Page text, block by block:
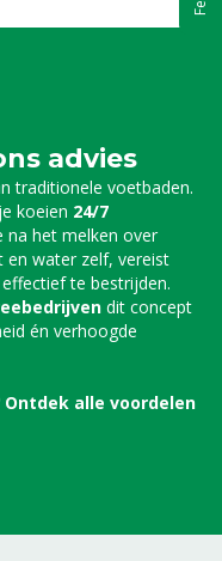
advies
traditionele voetbaden.
koeien 24/7
na het melken over
en water zelf, vereist
te bestrijden.
dit concept
én verhoogde
Ontdek alle voordelen